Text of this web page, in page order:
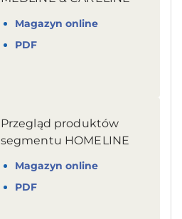
Magazyn online
PDF
Przegląd produktów
segmentu HOMELINE
Magazyn online
PDF